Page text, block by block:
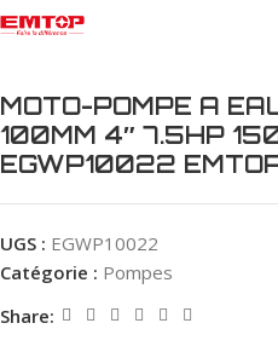
MOTO-POMPE A
100MM 4″ 7.5HP
EGWP10022
UGS : EGWP10022
Catégorie : Pompes
Share: